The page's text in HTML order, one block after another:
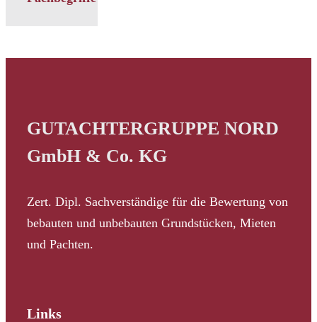
GUTACHTERGRUPPE NORD
GmbH & Co. KG
Zert. Dipl. Sachverständige für die Bewertung von
bebauten und unbebauten Grundstücken, Mieten
und Pachten.
Links